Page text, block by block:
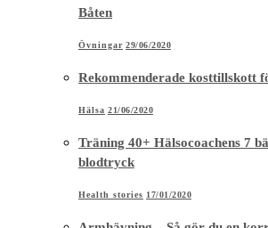
Båten
Övningar 29/06/2020
Rekommenderade kosttillskott
Hälsa 21/06/2020
Träning 40+ Hälsocoachens 7
blodtryck
Health stories 17/01/2020